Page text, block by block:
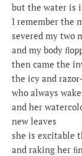
but the water is
I remember the
severed my two
and my body
then came the
the icy and
who always
and her
new leaves
she is excitable
and raking her